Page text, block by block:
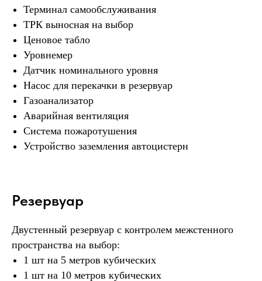
Терминал самообслуживания
ТРК выносная на выбор
Ценовое табло
Уровнемер
Датчик номинального уровня
Насос для перекачки в резервуар
Газоанализатор
Аварийная вентиляция
Система пожаротушения
Устройство заземления автоцистерн
Резервуар
Двустенный резервуар с контролем межстенного
пространства на выбор:
1 шт на 5 метров кубических
1 шт на 10 метров кубических